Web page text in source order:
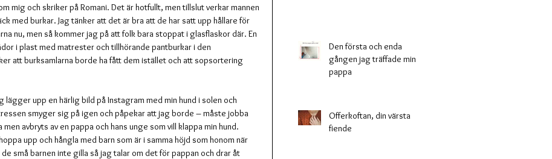
mig och skriker på Romani. Det är hotfullt, men tillslut verkar mannen
med burkar. Jag tänker att det är bra att de har satt upp hållare för
nu, men så kommer jag på att folk bara stoppat i glasflaskor där. En
i plast med matrester och tillhörande pantburkar i den
att burksamlarna borde ha fått dem istället och att sopsortering
lägger upp en härlig bild på Instagram med min hund i solen och
smyger sig på igen och påpekar att jag borde – måste jobba
avbryts av en pappa och hans unge som vill klappa min hund.
upp och hångla med barn som är i samma höjd som honom när
små barnen inte gilla så jag talar om det för pappan och drar åt
Den första och enda
gången jag träffade min
pappa
Offerkoftan, din värsta
fiende